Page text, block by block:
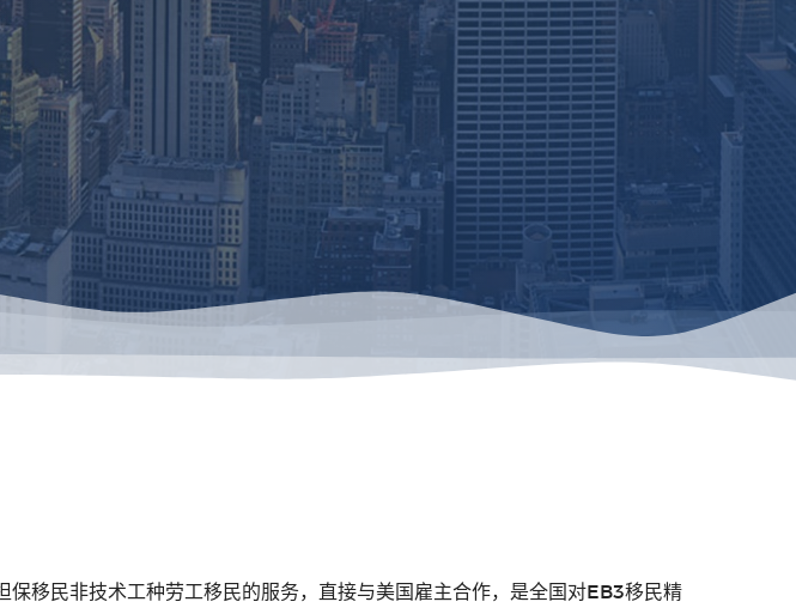
移民非技术工种劳工移民的服务，直接与美国雇主合作，是全国对EB3移民精